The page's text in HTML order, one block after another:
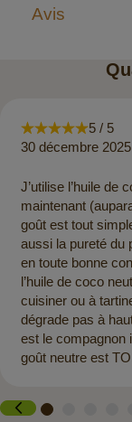
Avis
5 / 5
30 décembre
J’utilise l’huile de
maintenant
goût est tout
aussi la pureté du
en toute bonne
l’huile de coco
cuisiner ou à
dégrade pas à
est le compagnon
goût neutre est